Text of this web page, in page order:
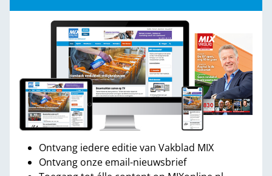
Ontvang iedere editie van Vakblad MIX
Ontvang onze email-nieuwsbrief